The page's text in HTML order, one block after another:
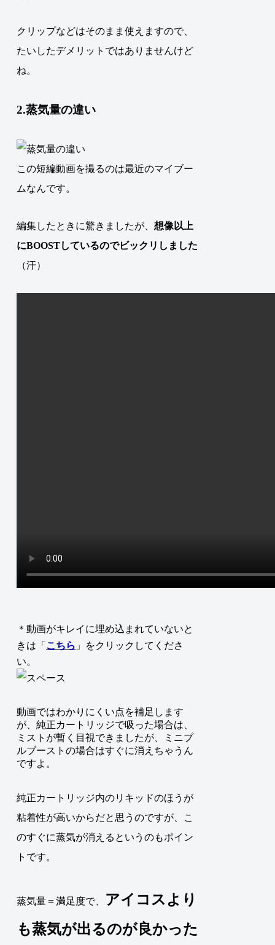
クリップなどはそのまま使えますので、
たいしたデメリットではありませんけど
ね。
2.蒸気量の違い
この短編動画を撮るのは最近のマイブー
ムなんです。
編集したときに驚きましたが、想像以上
にBOOSTしているのでビックリしました
（汗）
＊動画がキレイに埋め込まれていないと
きは「 こちら 」をクリックしてくださ
い。
動画ではわかりにくい点を補足します
が、純正カートリッジで吸った場合は、
ミストが暫く目視できましたが、ミニプ
ルブーストの場合はすぐに消えちゃうん
ですよ。
純正カートリッジ内のリキッドのほうが
粘着性が高いからだと思うのですが、こ
のすぐに蒸気が消えるというのもポイン
トです。
蒸気量＝満足度で、
アイコスより
も蒸気が出るのが良かった